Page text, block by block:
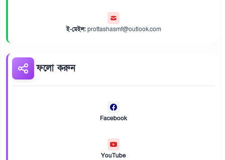
ই-মেইল:prottashasmf@outlook.com
ফলো করুন
Facebook
YouTube